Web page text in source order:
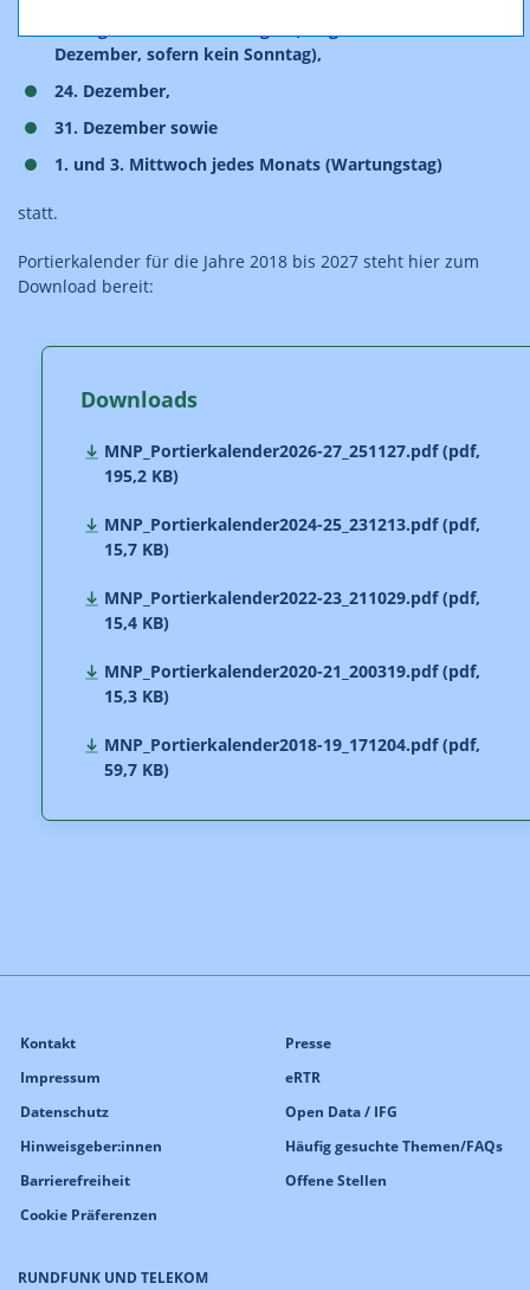
Dezember, sofern kein Sonntag),
24. Dezember,
31. Dezember sowie
1. und 3. Mittwoch jedes Monats (Wartungstag)
statt.
Portierkalender für die Jahre 2018 bis 2027 steht hier zum
Download bereit:
Downloads
MNP_Portierkalender2026-27_251127.pdf (pdf,
195,2 KB)
MNP_Portierkalender2024-25_231213.pdf (pdf,
15,7 KB)
MNP_Portierkalender2022-23_211029.pdf (pdf,
15,4 KB)
MNP_Portierkalender2020-21_200319.pdf (pdf,
15,3 KB)
MNP_Portierkalender2018-19_171204.pdf (pdf,
59,7 KB)
RUNDFUNK UND TELEKOM
Kontakt
Impressum
Datenschutz
Hinweisgeber:innen
Barrierefreiheit
Cookie Präferenzen
Presse
eRTR
Open Data / IFG
Häufig gesuchte Themen/FAQs
Offene Stellen